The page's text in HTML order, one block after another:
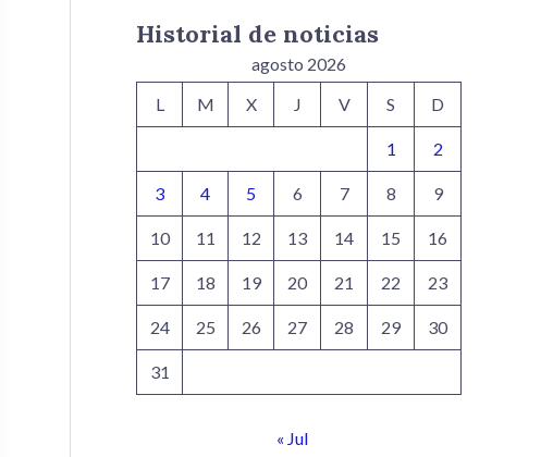
Historial de noticias
agosto 2026
L
M X J V S D
1 2
3 4 5 6 7 8 9
10 11 12 13 14 15 16
17 18 19 20 21 22 23
24 25 26 27 28 29 30
31
« Jul